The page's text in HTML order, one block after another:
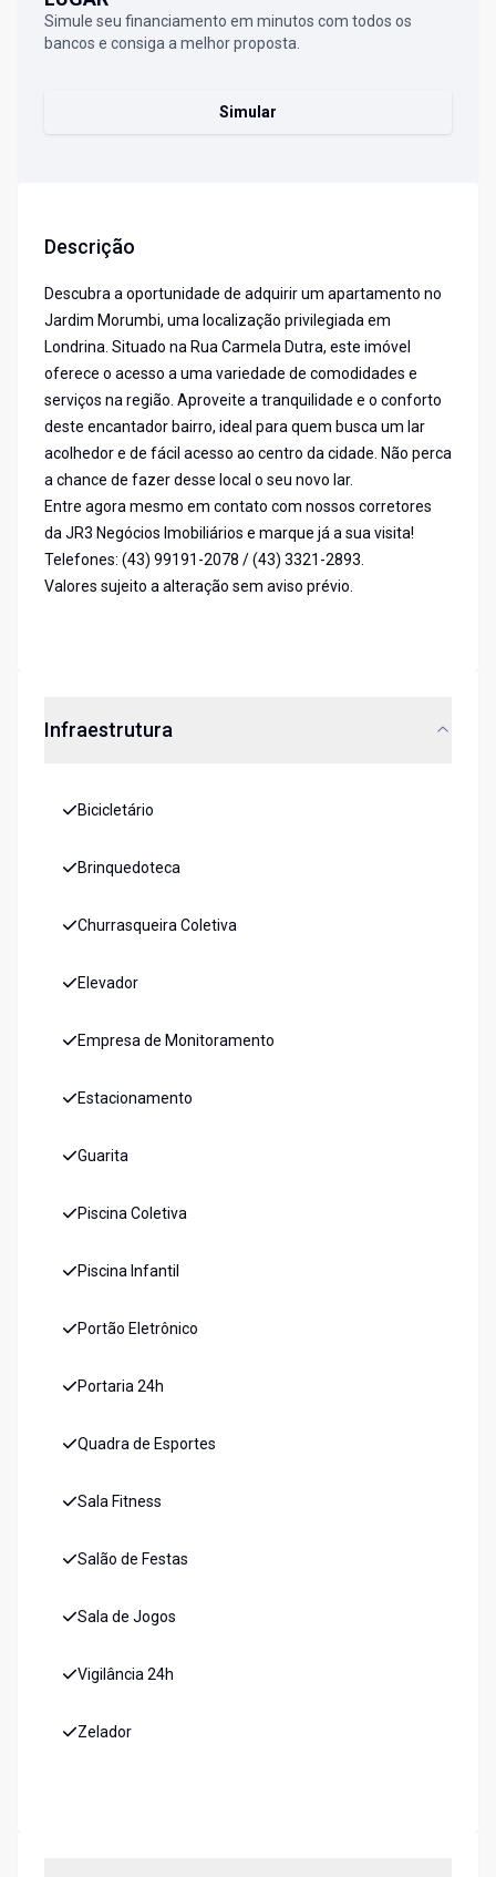
Simule seu financiamento em minutos com todos os
bancos e consiga a melhor proposta.
Simular
Descrição
Descubra a oportunidade de adquirir um apartamento no
Jardim Morumbi, uma localização privilegiada em
Londrina. Situado na Rua Carmela Dutra, este imóvel
oferece o acesso a uma variedade de comodidades e
serviços na região. Aproveite a tranquilidade e o conforto
deste encantador bairro, ideal para quem busca um lar
acolhedor e de fácil acesso ao centro da cidade. Não perca
a chance de fazer desse local o seu novo lar.
Entre agora mesmo em contato com nossos corretores
da JR3 Negócios Imobiliários e marque já a sua visita!
Telefones: (43) 99191-2078 / (43) 3321-2893.
Valores sujeito a alteração sem aviso prévio.
Infraestrutura
Bicicletário
Brinquedoteca
Churrasqueira Coletiva
Elevador
Empresa de Monitoramento
Estacionamento
Guarita
Piscina Coletiva
Piscina Infantil
Portão Eletrônico
Portaria 24h
Quadra de Esportes
Sala Fitness
Salão de Festas
Sala de Jogos
Vigilância 24h
Zelador